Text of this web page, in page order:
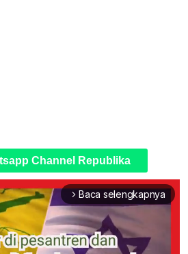
Channel Republika
arrow_forward_ios Baca selengkapnya